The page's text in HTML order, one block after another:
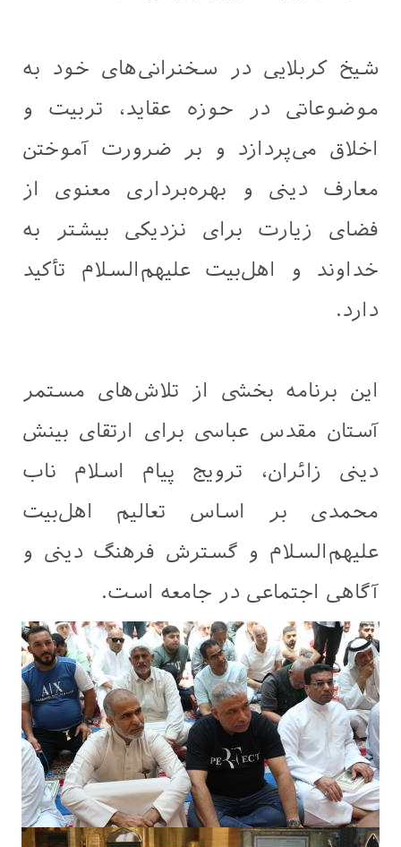
شیخ کربلایی در سخنرانی‌های خود به
موضوعاتی در حوزه عقاید، تربیت و
اخلاق می‌پردازد و بر ضرورت آموختن
معارف دینی و بهره‌برداری معنوی از
فضای زیارت برای نزدیکی بیشتر به
خداوند و اهل‌بیت علیهم‌السلام تأکید
دارد.
این برنامه بخشی از تلاش‌های مستمر
آستان مقدس عباسی برای ارتقای بینش
دینی زائران، ترویج پیام اسلام ناب
محمدی بر اساس تعالیم اهل‌بیت
علیهم‌السلام و گسترش فرهنگ دینی و
آگاهی اجتماعی در جامعه است.